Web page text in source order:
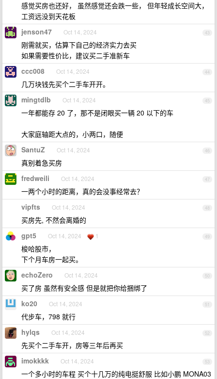
感觉买房也还好， 虽然感觉还会跌一些， 但年轻成长空间大，
工资远没到天花板
43
jenson47 Oct 14, 2024
刚需就买，估算下自己的经济实力去买
如果需要性价比，建议买二手准新车
44
ccc008 Oct 14, 2024
几万块钱先买个二手车开开。
45
mingtdlb Oct 14, 2024
一年都能存 20 了，那不是闭眼买一辆 20 以下的车
大家庭轴距大点的，小两口，随便
46
SantuZ Oct 14, 2024
真别着急买房
47
fredweili Oct 14, 2024
一两个小时的距离，真的会没事经常去？
48
vipfts Oct 14, 2024
买房先, 不然会离婚的
49
gpt5 Oct 14, 2024 1
梭哈股市，
下个月车房一起买。
50
echoZero Oct 14, 2024
买了房 虽然有安全感 但是就把你给捆绑了
51
ko20 Oct 14, 2024
代步车，798 就行
52
hylqs Oct 14, 2024
先买个二手车开，房等三年后再买
53
imokkkk Oct 14, 2024
一个多小时的车程 买个十几万的纯电挺舒服 比如小鹏 MONA03